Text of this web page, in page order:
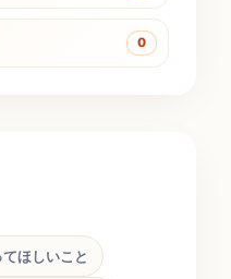
0
ほしいこと